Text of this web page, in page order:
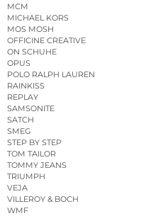
MCM
MICHAEL KORS
MOS MOSH
OFFICINE CREATIVE
ON SCHUHE
OPUS
POLO RALPH LAUREN
RAINKISS
REPLAY
SAMSONITE
SATCH
SMEG
STEP BY STEP
TOM TAILOR
TOMMY JEANS
TRIUMPH
VEJA
VILLEROY & BOCH
WMF